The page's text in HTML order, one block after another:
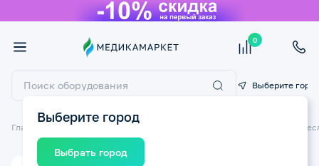
0
Выберите город
Выберите город
Выбрать город
Главная Технические средства реабилитации ТСР Инвалидные